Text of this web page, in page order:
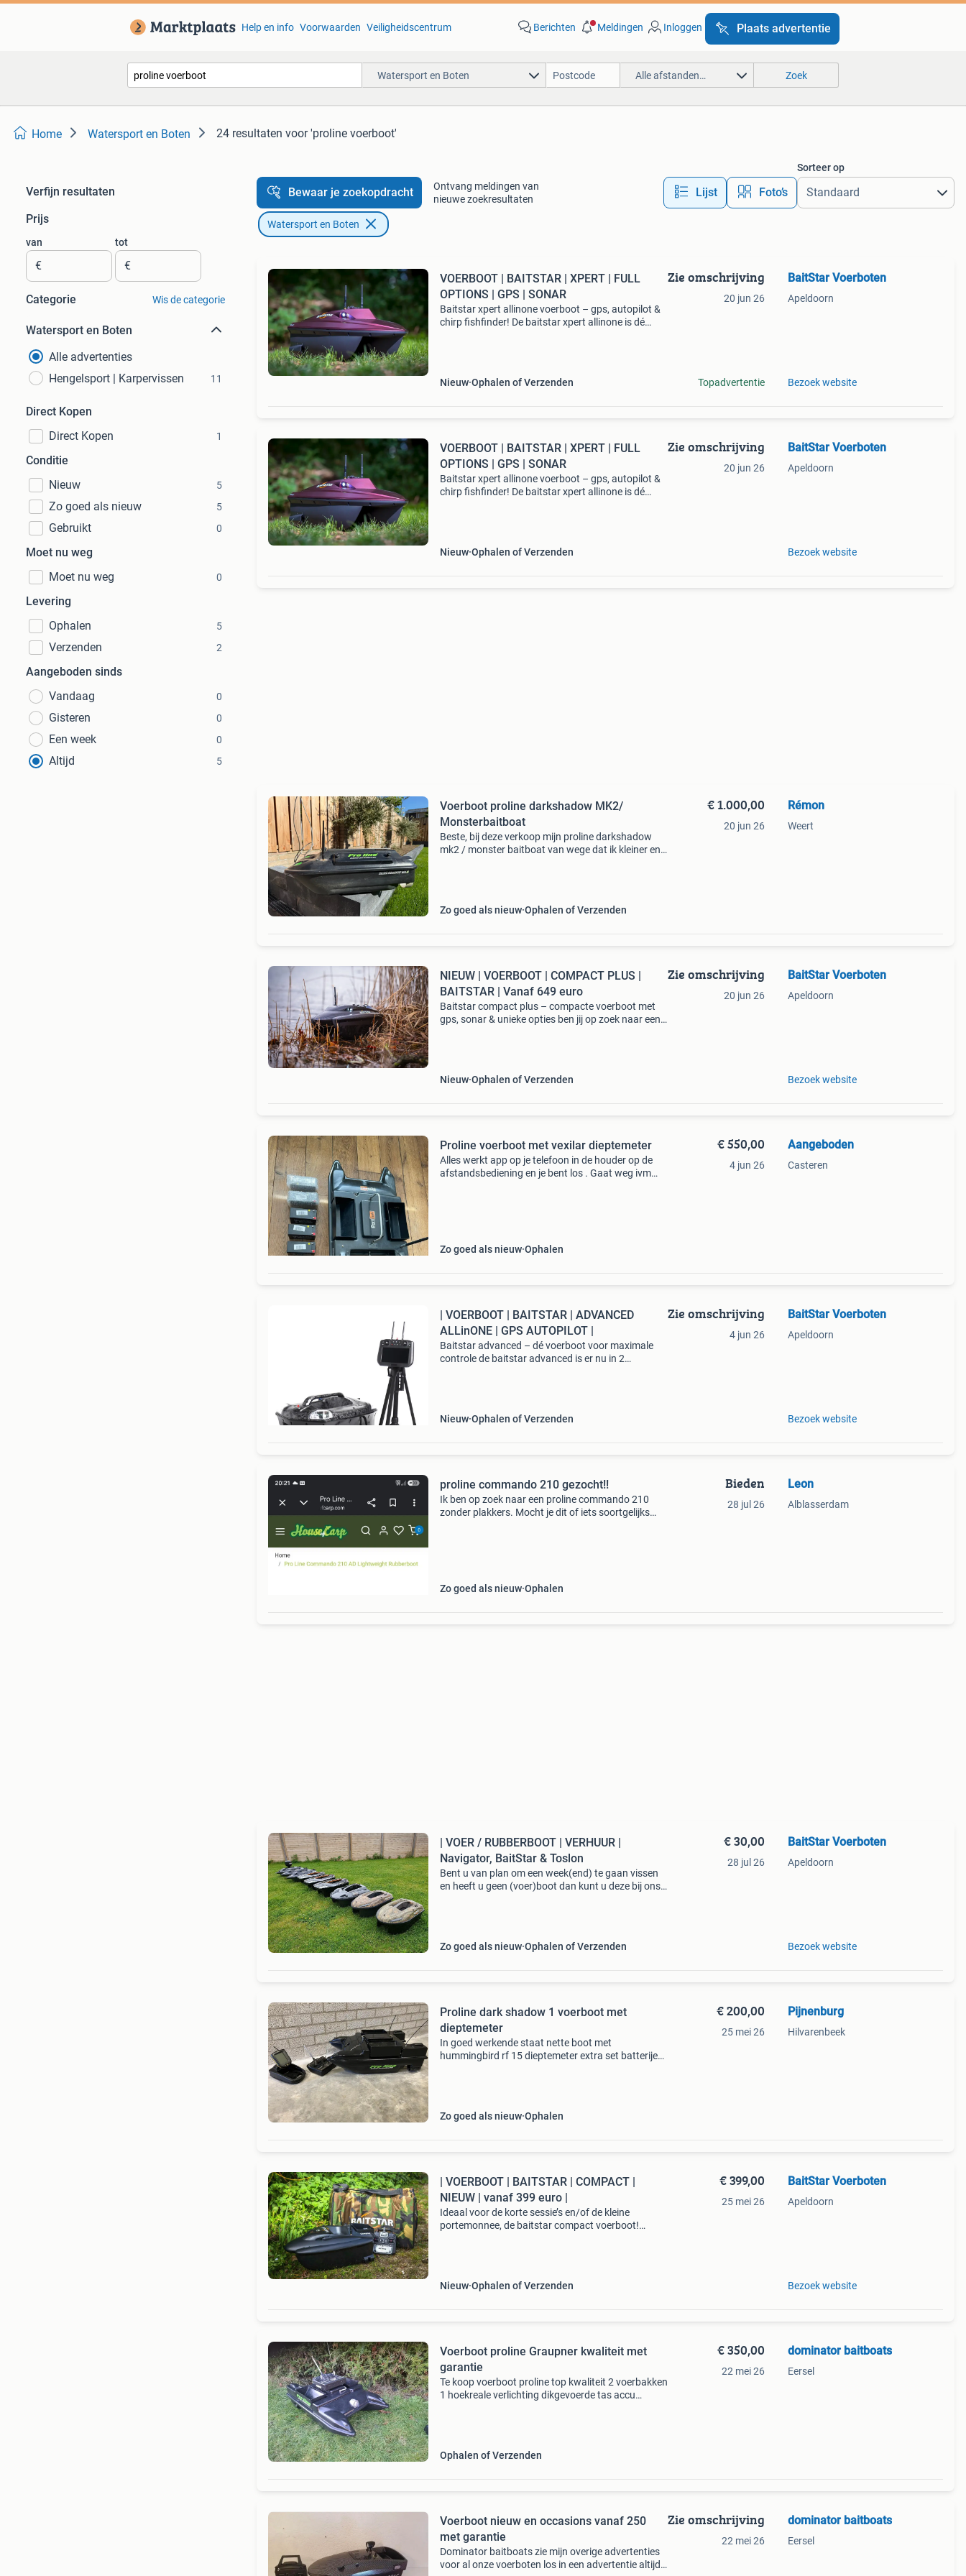
Help en info Voorwaarden Veiligheidscentrum Berichten Meldingen Inloggen Plaats advertentie
Watersport en Boten Alle afstanden… Zoek
Home Watersport en Boten 24 resultaten voor 'proline voerboot'
Verfijn resultaten
Prijs
van
€
tot
€
Categorie Wis de categorie
Watersport en Boten
Alle advertenties
Hengelsport | Karpervissen
11
Direct Kopen
Direct Kopen
1
Conditie
Nieuw
5
Zo goed als nieuw 5
Gebruikt 0
Moet nu weg
Moet nu weg
0
Levering
Ophalen
5
Verzenden 2
Aangeboden sinds
Vandaag
0
Gisteren 0
Een week 0
Altijd 5
Bewaar je zoekopdracht
Ontvang meldingen van
nieuwe zoekresultaten
Lijst Foto’s
Sorteer op
Watersport en Boten
VOERBOOT | BAITSTAR | XPERT | FULL
OPTIONS | GPS | SONAR
Baitstar xpert allinone voerboot – gps, autopilot &
chirp fishfinder! De baitstar xpert allinone is dé
Nieuw Ophalen of Verzenden
Zie omschrijving
20 jun 26
Topadvertentie
BaitStar Voerboten
Apeldoorn
Bezoek website
VOERBOOT | BAITSTAR | XPERT | FULL
OPTIONS | GPS | SONAR
Baitstar xpert allinone voerboot – gps, autopilot &
chirp fishfinder! De baitstar xpert allinone is dé
Nieuw Ophalen of Verzenden
Zie omschrijving
20 jun 26
BaitStar Voerboten
Apeldoorn
Bezoek website
Voerboot proline darkshadow MK2/
Monsterbaitboat
Beste, bij deze verkoop mijn proline darkshadow
mk2 / monster baitboat van wege dat ik kleiner en
Zo goed als nieuw Ophalen of Verzenden
€ 1.000,00
20 jun 26
Rémon
Weert
NIEUW | VOERBOOT | COMPACT PLUS |
BAITSTAR | Vanaf 649 euro
Baitstar compact plus – compacte voerboot met
gps, sonar & unieke opties ben jij op zoek naar een
Nieuw Ophalen of Verzenden
Zie omschrijving
20 jun 26
BaitStar Voerboten
Apeldoorn
Bezoek website
Proline voerboot met vexilar dieptemeter
Alles werkt app op je telefoon in de houder op de
afstandsbediening en je bent los . Gaat weg ivm
Zo goed als nieuw Ophalen
€ 550,00
4 jun 26
Aangeboden
Casteren
| VOERBOOT | BAITSTAR | ADVANCED
ALLinONE | GPS AUTOPILOT |
Baitstar advanced – dé voerboot voor maximale
controle de baitstar advanced is er nu in 2
Nieuw Ophalen of Verzenden
Zie omschrijving
4 jun 26
BaitStar Voerboten
Apeldoorn
Bezoek website
proline commando 210 gezocht!!
Ik ben op zoek naar een proline commando 210
zonder plakkers. Mocht je dit of iets soortgelijks
Zo goed als nieuw Ophalen
Bieden
28 jul 26
Leon
Alblasserdam
| VOER / RUBBERBOOT | VERHUUR |
Navigator, BaitStar & Toslon
Bent u van plan om een week(end) te gaan vissen
en heeft u geen (voer)boot dan kunt u deze bij ons
Zo goed als nieuw Ophalen of Verzenden
€ 30,00
28 jul 26
BaitStar Voerboten
Apeldoorn
Bezoek website
Proline dark shadow 1 voerboot met
dieptemeter
In goed werkende staat nette boot met
hummingbird rf 15 dieptemeter extra set batterijen
Zo goed als nieuw Ophalen
€ 200,00
25 mei 26
Pijnenburg
Hilvarenbeek
| VOERBOOT | BAITSTAR | COMPACT |
NIEUW | vanaf 399 euro |
Ideaal voor de korte sessie’s en/of de kleine
portemonnee, de baitstar compact voerboot!
Nieuw Ophalen of Verzenden
€ 399,00
25 mei 26
BaitStar Voerboten
Apeldoorn
Bezoek website
Voerboot proline Graupner kwaliteit met
garantie
Te koop voerboot proline top kwaliteit 2 voerbakken
1 hoekreale verlichting dikgevoerde tas accu
Ophalen of Verzenden
€ 350,00
22 mei 26
dominator baitboats
Eersel
Voerboot nieuw en occasions vanaf 250
met garantie
Dominator baitboats zie mijn overige advertenties
voor al onze voerboten los in een advertentie altijd
Zie omschrijving
22 mei 26
dominator baitboats
Eersel